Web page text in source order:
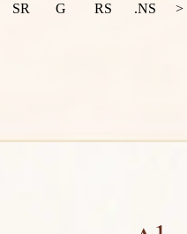
SR G RS .NS >